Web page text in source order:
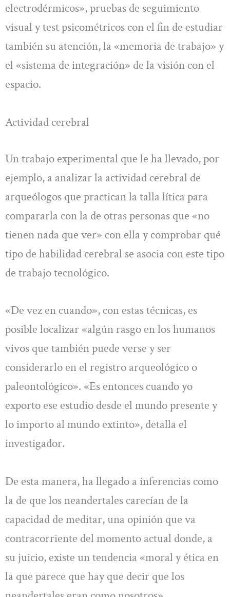
electrodérmicos», pruebas de seguimiento
visual y test psicométricos con el fin de estudiar
también su atención, la «memoria de trabajo» y
el «sistema de integración» de la visión con el
espacio.
Actividad cerebral
Un trabajo experimental que le ha llevado, por
ejemplo, a analizar la actividad cerebral de
arqueólogos que practican la talla lítica para
compararla con la de otras personas que «no
tienen nada que ver» con ella y comprobar qué
tipo de habilidad cerebral se asocia con este tipo
de trabajo tecnológico.
«De vez en cuando», con estas técnicas, es
posible localizar «algún rasgo en los humanos
vivos que también puede verse y ser
considerarlo en el registro arqueológico o
paleontológico». «Es entonces cuando yo
exporto ese estudio desde el mundo presente y
lo importo al mundo extinto», detalla el
investigador.
De esta manera, ha llegado a inferencias como
la de que los neandertales carecían de la
capacidad de meditar, una opinión que va
contracorriente del momento actual donde, a
su juicio, existe un tendencia «moral y ética en
la que parece que hay que decir que los